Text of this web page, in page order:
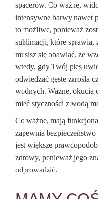
spacerów. Co ważne,
intensywne barwy nawet
to możliwe, ponieważ
sublimacji, które sprawia,
musisz się obawiać, że
wtedy, gdy Twój pies
odwiedzać gęste zarośla
wodnych. Ważne, okucia
mieć styczności z wodą
Co ważne, mają
zapewnia
jest większe
zdrowy, ponieważ jego
odprowadzić.